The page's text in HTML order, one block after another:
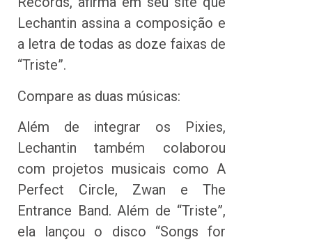
Lechantin assina a composição e
a letra de todas as doze faixas de
“Triste”.
Compare as duas músicas:
Além de integrar os Pixies,
Lechantin também colaborou
com projetos musicais como A
Perfect Circle, Zwan e The
Entrance Band. Além de “Triste”,
ela lançou o disco “Songs for